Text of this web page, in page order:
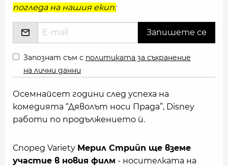
погледа на нашия екип:
Запознат съм с политиката за съхранение
на лични данни
Осемнайсет години след успеха на
комедията “Дяволът носи Прада”, Disney
работи по продължението ѝ.
Според Variety Мерил Стрийп ще вземе
участие в новия филм - носителката на